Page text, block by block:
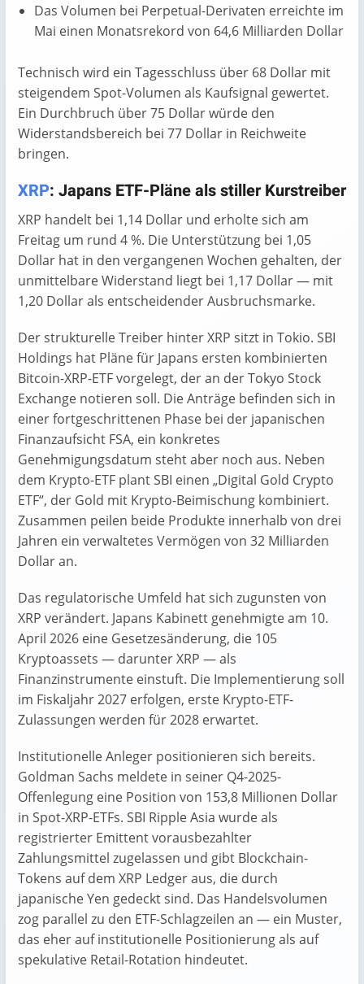
Das Volumen bei Perpetual-Derivaten erreichte im
Mai einen Monatsrekord von 64,6 Milliarden Dollar
Technisch wird ein Tagesschluss über 68 Dollar mit
steigendem Spot-Volumen als Kaufsignal gewertet.
Ein Durchbruch über 75 Dollar würde den
Widerstandsbereich bei 77 Dollar in Reichweite
bringen.
XRP: Japans ETF-Pläne als stiller Kurstreiber
XRP handelt bei 1,14 Dollar und erholte sich am
Freitag um rund 4 %. Die Unterstützung bei 1,05
Dollar hat in den vergangenen Wochen gehalten, der
unmittelbare Widerstand liegt bei 1,17 Dollar — mit
1,20 Dollar als entscheidender Ausbruchsmarke.
Der strukturelle Treiber hinter XRP sitzt in Tokio. SBI
Holdings hat Pläne für Japans ersten kombinierten
Bitcoin-XRP-ETF vorgelegt, der an der Tokyo Stock
Exchange notieren soll. Die Anträge befinden sich in
einer fortgeschrittenen Phase bei der japanischen
Finanzaufsicht FSA, ein konkretes
Genehmigungsdatum steht aber noch aus. Neben
dem Krypto-ETF plant SBI einen „Digital Gold Crypto
ETF“, der Gold mit Krypto-Beimischung kombiniert.
Zusammen peilen beide Produkte innerhalb von drei
Jahren ein verwaltetes Vermögen von 32 Milliarden
Dollar an.
Das regulatorische Umfeld hat sich zugunsten von
XRP verändert. Japans Kabinett genehmigte am 10.
April 2026 eine Gesetzesänderung, die 105
Kryptoassets — darunter XRP — als
Finanzinstrumente einstuft. Die Implementierung soll
im Fiskaljahr 2027 erfolgen, erste Krypto-ETF-
Zulassungen werden für 2028 erwartet.
Institutionelle Anleger positionieren sich bereits.
Goldman Sachs meldete in seiner Q4-2025-
Offenlegung eine Position von 153,8 Millionen Dollar
in Spot-XRP-ETFs. SBI Ripple Asia wurde als
registrierter Emittent vorausbezahlter
Zahlungsmittel zugelassen und gibt Blockchain-
Tokens auf dem XRP Ledger aus, die durch
japanische Yen gedeckt sind. Das Handelsvolumen
zog parallel zu den ETF-Schlagzeilen an — ein Muster,
das eher auf institutionelle Positionierung als auf
spekulative Retail-Rotation hindeutet.